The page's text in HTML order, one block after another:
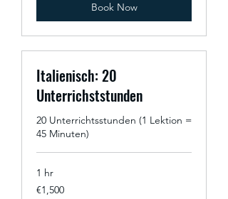
Book Now
Italienisch: 20
Unterrichststunden
20 Unterrichtsstunden (1 Lektion =
45 Minuten)
1 hr
1,500
euros
€1,500